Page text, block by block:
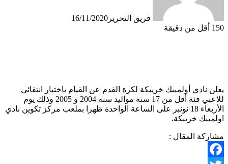
فريق التحرير 16/11/2020
150 أقل من دقيقة
يعلن نادي أولمبيك خريبكة لكرة القدم عن القيام باختبار انتقائي
للاعبي فئة أقل من 17 سنة مواليد سنة 2004 و 2005 وذلك يوم
الأربعاء 18 نونبر على الساعة الواحدة ظهرا بملعب مركز تكوين نادي
اولمبيك خريبكة.
مشاركة المقال :